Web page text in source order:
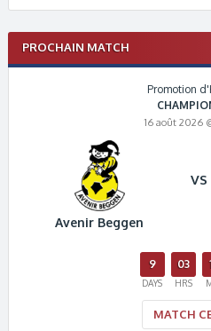
PROCHAIN MATCH
Promotion
16 août 2026
Avenir Beggen
VS
9
DAYS
03
HRS
MATCH